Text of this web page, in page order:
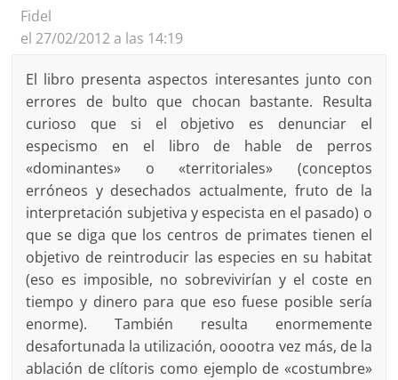
Fidel
el 27/02/2012 a las 14:19
El libro presenta aspectos interesantes junto con
errores de bulto que chocan bastante. Resulta
curioso que si el objetivo es denunciar el
especismo en el libro de hable de perros
«dominantes» o «territoriales» (conceptos
erróneos y desechados actualmente, fruto de la
interpretación subjetiva y especista en el pasado) o
que se diga que los centros de primates tienen el
objetivo de reintroducir las especies en su habitat
(eso es imposible, no sobrevivirían y el coste en
tiempo y dinero para que eso fuese posible sería
enorme). También resulta enormemente
desafortunada la utilización, ooootra vez más, de la
ablación de clítoris como ejemplo de «costumbre»